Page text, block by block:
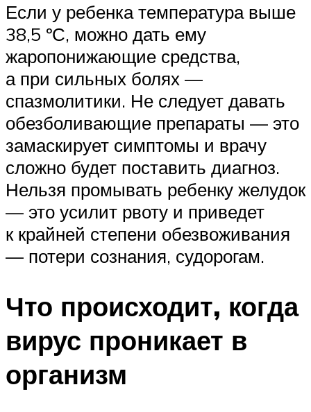
Если у ребенка температура выше
38,5 ºС, можно дать ему
жаропонижающие средства,
а при сильных болях —
спазмолитики. Не следует давать
обезболивающие препараты — это
замаскирует симптомы и врачу
сложно будет поставить диагноз.
Нельзя промывать ребенку желудок
— это усилит рвоту и приведет
к крайней степени обезвоживания
— потери сознания, судорогам.
Что происходит, когда
вирус проникает в
организм